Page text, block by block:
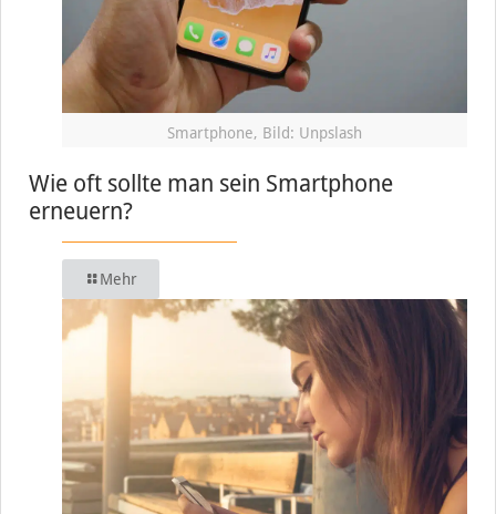
Smartphone, Bild: Unpslash
Wie oft sollte man sein Smartphone
erneuern?
Mehr